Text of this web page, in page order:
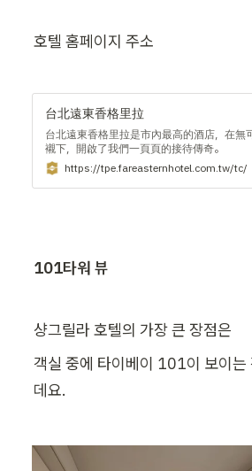
호텔 홈페이지 주소
台北遠東香格里拉
台北遠東香格里拉是市內最高的酒店，在無
襯下，開啟了我們一頁頁的接待傳奇。
https://tpe.fareasternhotel.com.tw/tc/
101타워 뷰
샹그릴라 호텔의 가장 큰 장점은
객실 중에 타이베이 101이 보이는
데요.